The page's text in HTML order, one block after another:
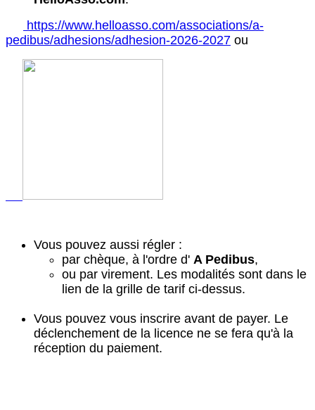
https://www.helloasso.com/associations/a-
pedibus/adhesions/adhesion-2026-2027 ou
Vous pouvez aussi régler :
par chèque, à l'ordre d' A Pedibus,
ou par virement. Les modalités sont dans le
lien de la grille de tarif ci-dessus.
Vous pouvez vous inscrire avant de payer. Le
déclenchement de la licence ne se fera qu'à la
réception du paiement.